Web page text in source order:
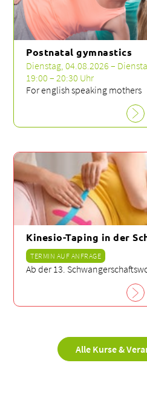
Postnatal gymnastics
Dienstag, 04.08.2026 –
19:00 – 20:30 Uhr
For english speaking mothers
Kinesio-Taping in der
TERMIN AUF ANFRAGE
Ab der 13.
Alle Kurse &